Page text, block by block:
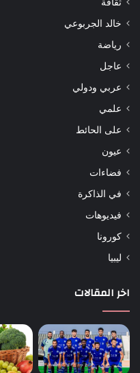
ثقافة
خالد الجربوعي
رياضة
عاجل
عربي ودولي
علمي
على الحائط
عيون
فضاءات
في الذاكرة
فيديوهات
كورونا
ليبيا
اخر المقالات